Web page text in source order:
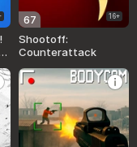
67 16+
Shootoff:
Counterattack